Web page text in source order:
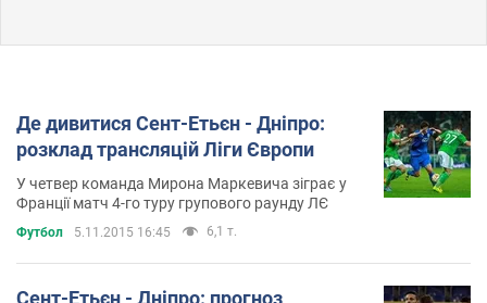
Де дивитися Сент-Етьєн - Дніпро:
розклад трансляцій Ліги Європи
У четвер команда Мирона Маркевича зіграє у
Франції матч 4-го туру групового раунду ЛЄ
Футбол 5.11.2015 16:45 6,1 т.
Сент-Етьєн - Дніпро: прогноз